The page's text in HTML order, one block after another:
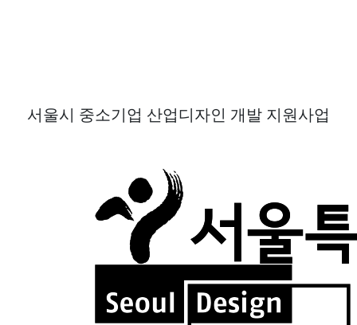
서울시 중소기업 산업디자인 개발 지원사업